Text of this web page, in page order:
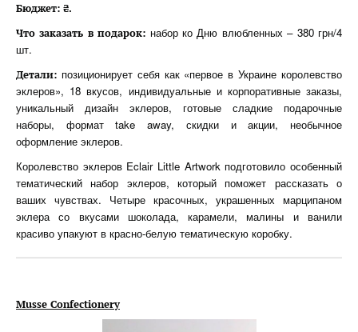
Бюджет: ₴.
Что заказать в подарок: набор ко Дню влюбленных – 380 грн/4
шт.
Детали: позиционирует себя как «первое в Украине королевство
эклеров», 18 вкусов, индивидуальные и корпоративные заказы,
уникальный дизайн эклеров, готовые сладкие подарочные
наборы, формат take away, скидки и акции, необычное
оформление эклеров.
Королевство эклеров Eclair Little Artwork подготовило особенный
тематический набор эклеров, который поможет рассказать о
ваших чувствах. Четыре красочных, украшенных марципаном
эклера со вкусами шоколада, карамели, малины и ванили
красиво упакуют в красно-белую тематическую коробку.
Musse Confectionery